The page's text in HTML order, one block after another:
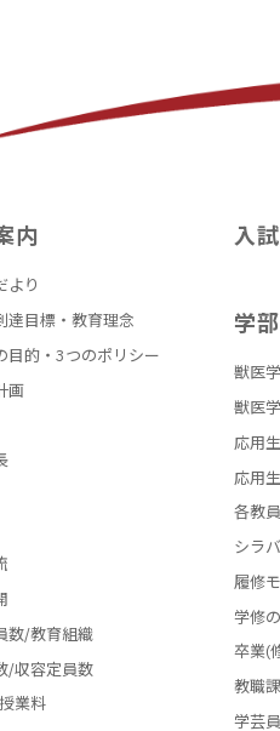
内
より
達目標・教育理念
目的・3つのポリシー
画
数/教育組織
/収容定員数
業料
入
学部
獣医
獣医
応用
応用
各教
シラ
履修
学修
卒業(
教職
学芸